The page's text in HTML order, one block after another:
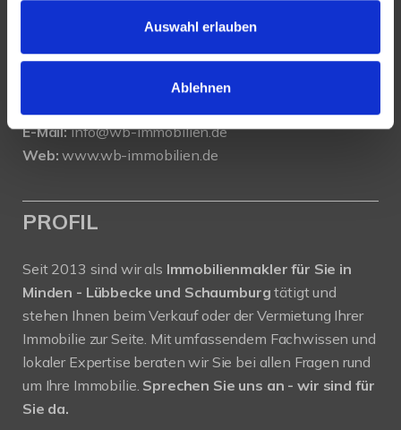
Auswahl erlauben
Ablehnen
Tel.:0571 - 597 265 17
0571 - 870 490 05
E-Mail:info@wb-immobilien.de
Web: www.wb-immobilien.de
PROFIL
Seit 2013 sind wir als Immobilienmakler für Sie in
Minden - Lübbecke und Schaumburgtätigt und
stehen Ihnen beim Verkauf oder der Vermietung Ihrer
Immobilie zur Seite. Mit umfassendem Fachwissen und
lokaler Expertise beraten wir Sie bei allen Fragen rund
um Ihre Immobilie. Sprechen Sie uns an - wir sind für
Sie da.